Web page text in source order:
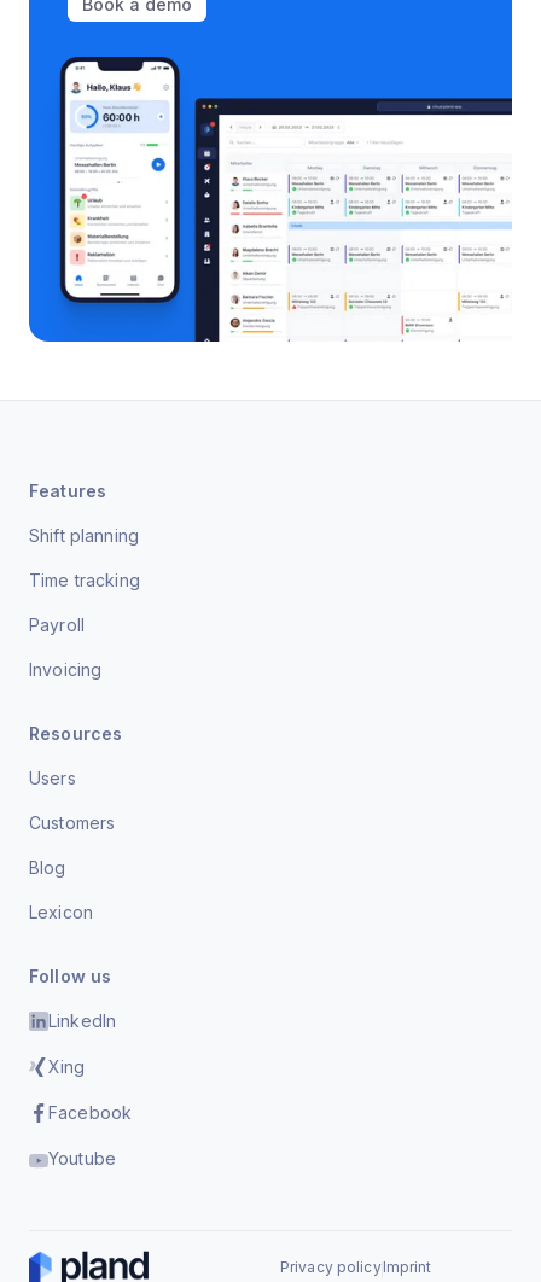
Book a demo
Features
Shift planning
Time tracking
Payroll
Invoicing
Resources
Users
Customers
Blog
Lexicon
Follow us
LinkedIn
Xing
Facebook
Youtube
Privacy policyImprint